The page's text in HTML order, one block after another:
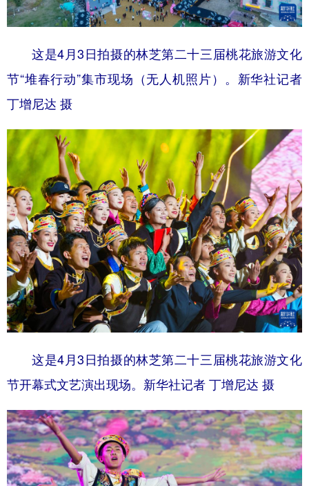
这是4月3日拍摄的林芝第二十三届桃花旅游文化
节“堆春行动”集市现场（无人机照片）。新华社记者
丁增尼达 摄
这是4月3日拍摄的林芝第二十三届桃花旅游文化
节开幕式文艺演出现场。新华社记者 丁增尼达 摄